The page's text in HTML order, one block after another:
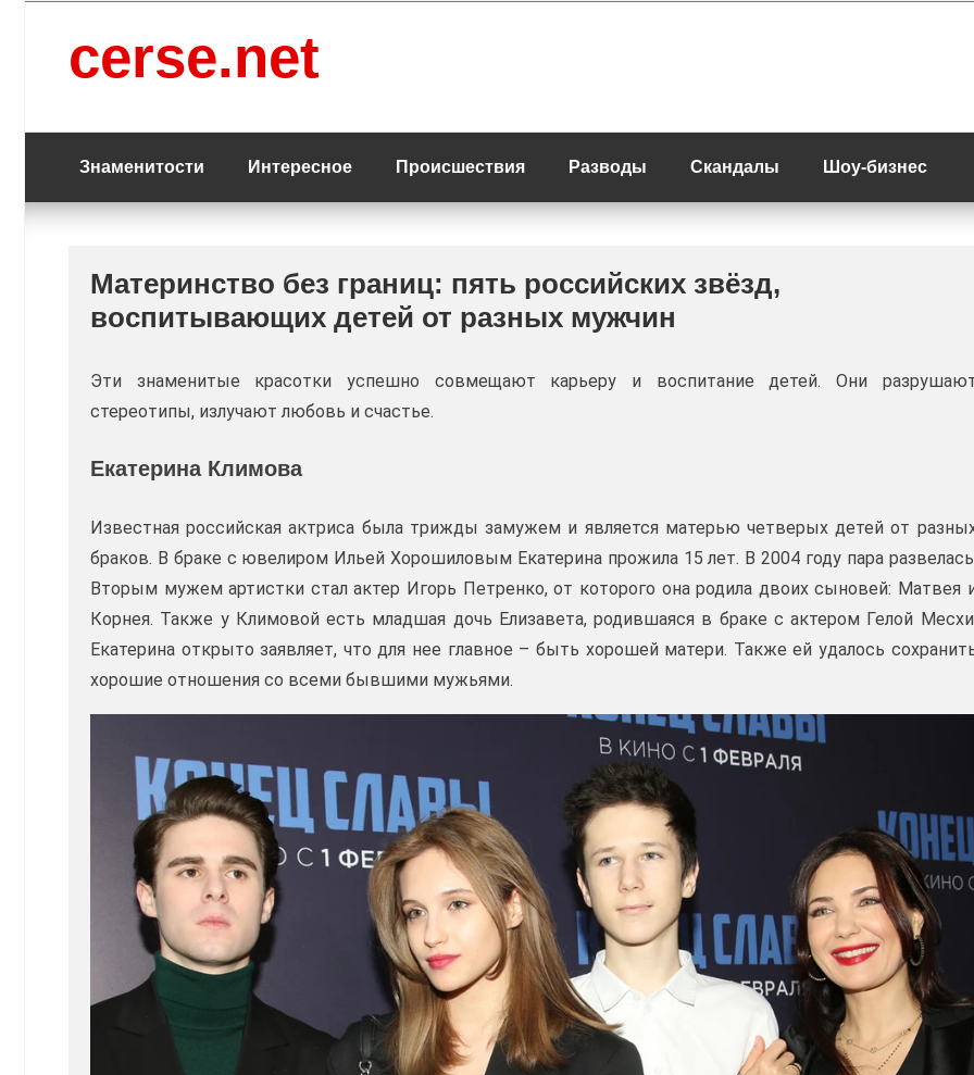
содержанию
cerse.net
Знаменитости Интересное Происшествия Разводы Скандалы Шоу-бизнес
Материнство без границ: пять российских звёзд,
воспитывающих детей от разных мужчин
Эти знаменитые красотки успешно совмещают карьеру и воспитание детей. Они
стереотипы, излучают любовь и счастье.
Екатерина Климова
Известная российская актриса была трижды замужем и является матерью четверых детей от
браков. В браке с ювелиром Ильей Хорошиловым Екатерина прожила 15 лет. В 2004 году пара
Вторым мужем артистки стал актер Игорь Петренко, от которого она родила двоих сыновей: Матвея
Корнея. Также у Климовой есть младшая дочь Елизавета, родившаяся в браке с актером Гелой
Екатерина открыто заявляет, что для нее главное – быть хорошей матери. Также ей удалось
хорошие отношения со всеми бывшими мужьями.